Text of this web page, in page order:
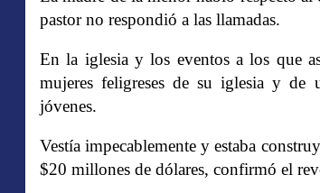
pastor no respondió a las llamadas.
En la iglesia y los eventos a los que
mujeres feligreses de su iglesia y de
jóvenes.
Vestía impecablemente y estaba
$20 millones de dólares, confirmó el